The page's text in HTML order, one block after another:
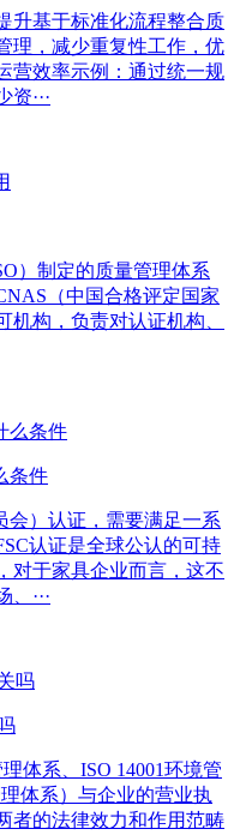
升‌基于标准化流程整合质
理，减少重复性工作，优
营效率示例：通过统一规
···
）制定的质量管理体系
（中国合格评定国家
构，负责对认证机构、
条件
会）认证，需要满足一系
认证是全球公认的可持
对于家具企业而言，这不
···
体系、ISO 14001环境管
体系）与企业的营业执
者的法律效力和作用范畴